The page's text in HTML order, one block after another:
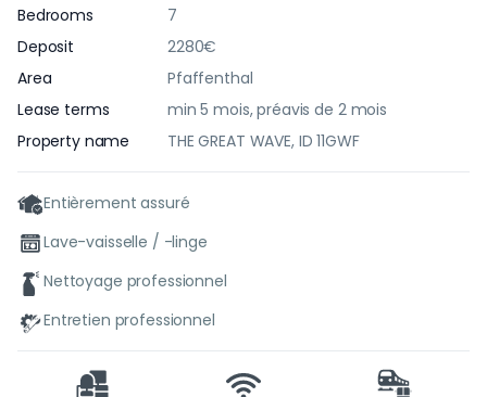
Bedrooms
7
Deposit
2280€
Area
Pfaffenthal
Lease terms
min 5 mois, préavis de 2 mois
Property name
THE GREAT WAVE, ID 11GWF
Entièrement assuré
Lave-vaisselle / -linge
Nettoyage professionnel
Entretien professionnel